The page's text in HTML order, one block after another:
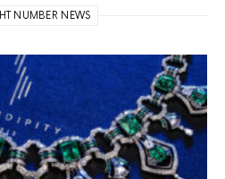
NUMBER NEWS